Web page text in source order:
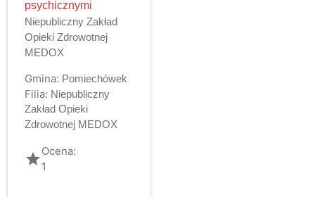
psychicznymi
Niepubliczny Zakład
Opieki Zdrowotnej
MEDOX
Gmina: Pomiechówek
Filia: Niepubliczny
Zakład Opieki
Zdrowotnej MEDOX
gradeOcena:
1